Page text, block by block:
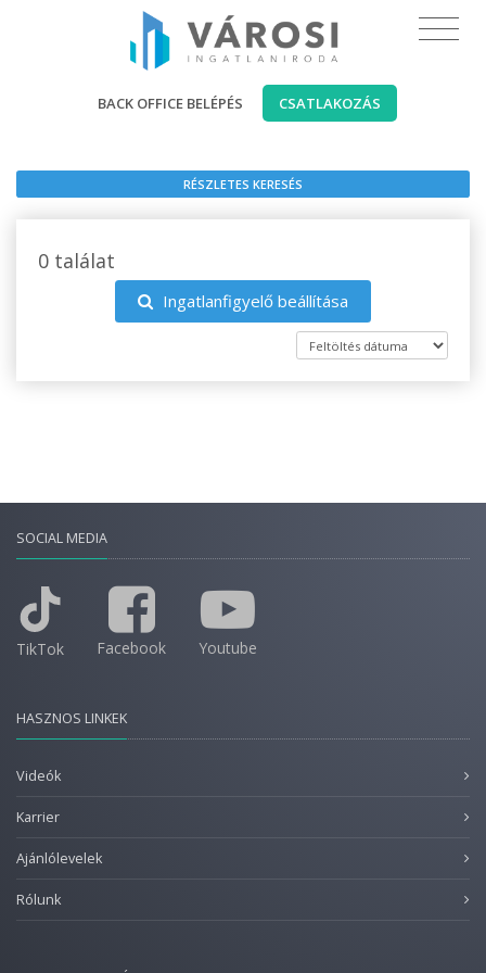
BACK OFFICE BELÉPÉS CSATLAKOZÁS
RÉSZLETES KERESÉS
0 találat
Ingatlanfigyelő beállítása
SOCIAL MEDIA
TikTok Facebook Youtube
HASZNOS LINKEK
Videók
Karrier
Ajánlólevelek
Rólunk